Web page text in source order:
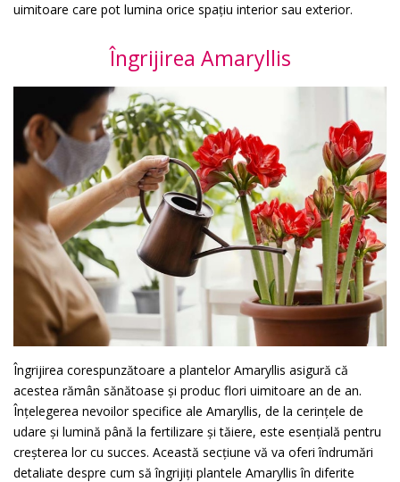
uimitoare care pot lumina orice spațiu interior sau exterior.
Îngrijirea Amaryllis
Îngrijirea corespunzătoare a plantelor Amaryllis asigură că
acestea rămân sănătoase și produc flori uimitoare an de an.
Înțelegerea nevoilor specifice ale Amaryllis, de la cerințele de
udare și lumină până la fertilizare și tăiere, este esențială pentru
creșterea lor cu succes. Această secțiune vă va oferi îndrumări
detaliate despre cum să îngrijiți plantele Amaryllis în diferite